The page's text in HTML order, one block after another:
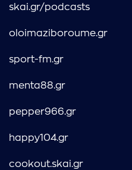
skai.gr/podcasts
oloimaziboroume.gr
sport-fm.gr
menta88.gr
pepper966.gr
happy104.gr
cookout.skai.gr